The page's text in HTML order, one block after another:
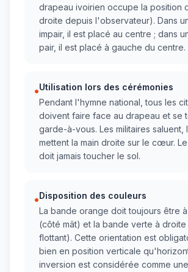
drapeau ivoirien occupe la position
droite depuis l'observateur). Dans
impair, il est placé au centre ; dans
pair, il est placé à gauche du centre.
•Utilisation lors des cérémonies
Pendant l'hymne national, tous les
doivent faire face au drapeau et se
garde-à-vous. Les militaires saluent,
mettent la main droite sur le cœur.
doit jamais toucher le sol.
•Disposition des couleurs
La bande orange doit toujours être
(côté mât) et la bande verte à
flottant). Cette orientation est
bien en position verticale
inversion est considérée comme